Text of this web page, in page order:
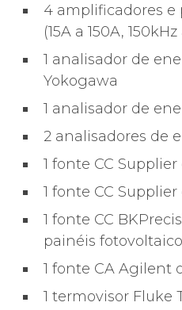
4 amplificadores e
(15A a 150A,
1 analisador de
Yokogawa
1 analisador de
2 analisadores de
1 fonte CC Supplier
1 fonte CC
1 fonte CC
painéis
1 fonte CA Agilent
1 termovisor Fluke